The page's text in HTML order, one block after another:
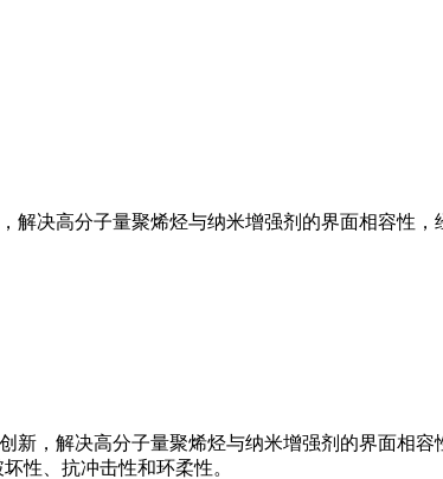
解决高分子量聚烯烃与纳米增强剂的界面相容性
新，解决高分子量聚烯烃与纳米增强剂的界面相
性、抗冲击性和环柔性。